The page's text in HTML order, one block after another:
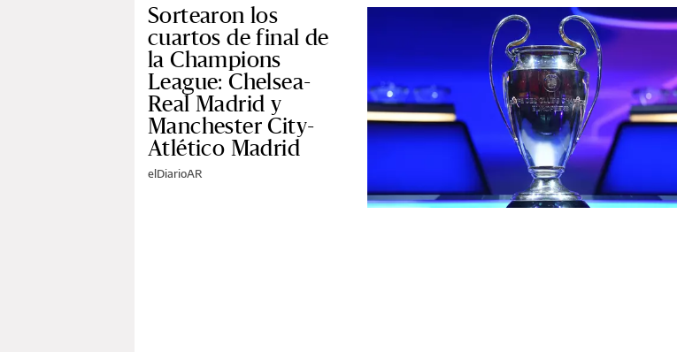
Sortearon los
cuartos de final de
la Champions
League: Chelsea-
Real Madrid y
Manchester City-
Atlético Madrid
elDiarioAR